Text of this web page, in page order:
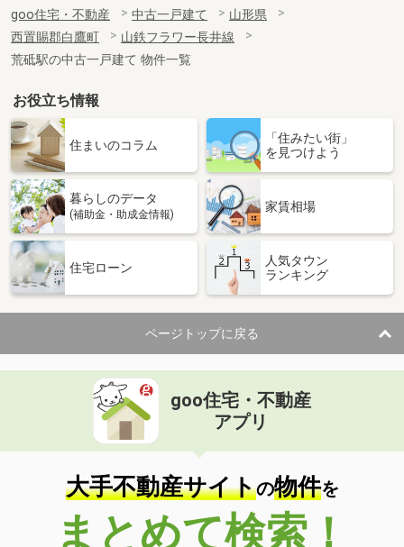
goo住宅・不動産 中古一戸建て
山形県
西置賜郡白鷹町
山鉄フラワー長井線
荒砥駅の中古一戸建て 物件一覧
お役立ち情報
住まいのコラム
「住みたい街」
を見つけよう
暮らしのデータ
(補助金・助成金情報)
家賃相場
住宅ローン
人気タウン
ランキング
ページトップに戻る
goo住宅・不動産
アプリ
大手不動産サイトの物件を
まとめて検索！